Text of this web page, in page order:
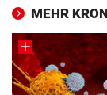
MEHR